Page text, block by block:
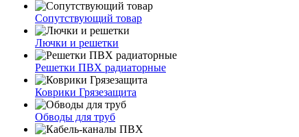
Сопутствующий товар
Лючки и решетки
Решетки ПВХ радиаторные
Коврики Грязезащита
Обводы для труб